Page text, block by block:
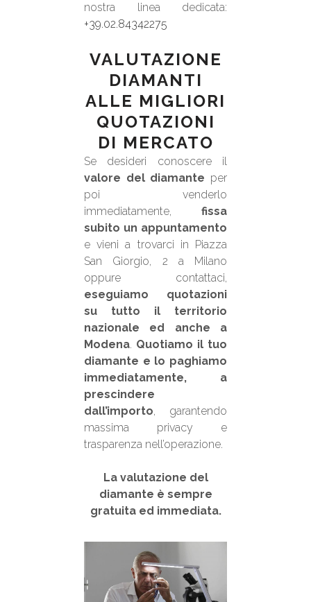
nostra linea dedicata:
+39.02.84342275
VALUTAZIONE
DIAMANTI
ALLE MIGLIORI
QUOTAZIONI
DI MERCATO
Se desideri conoscere il
valore del diamante per
poi venderlo
immediatamente, fissa
subito un appuntamento
e vieni a trovarci in Piazza
San Giorgio, 2 a Milano
oppure contattaci,
eseguiamo quotazioni
su tutto il territorio
nazionale ed anche a
Modena Quotiamo il tuo
diamante e lo paghiamo
immediatamente, a
prescindere
dall’importo , garantendo
massima privacy e
trasparenza nell’operazione.
La valutazione del
diamante è sempre
gratuita ed immediata.